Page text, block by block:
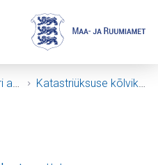
Katastriüksuse kõlvikute päring